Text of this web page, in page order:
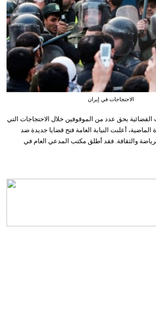
الاحتجاجات في إيران
القضائية بحق عدد من الموقوفين خلال الاحتجاجات التي
أعلنت النيابة العامة فتح قضايا جديدة ضد
والثقافة. فقد أطلق مكتب المدعي العام في